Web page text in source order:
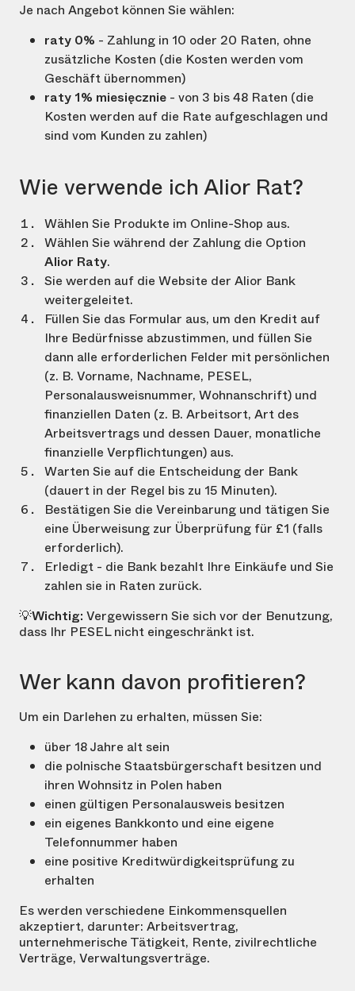
Je nach Angebot können Sie wählen:
raty 0% - Zahlung in 10 oder 20 Raten, ohne
zusätzliche Kosten (die Kosten werden vom
Geschäft übernommen)
raty 1% miesięcznie - von 3 bis 48 Raten (die
Kosten werden auf die Rate aufgeschlagen und
sind vom Kunden zu zahlen)
Wie verwende ich Alior Rat?
Wählen Sie Produkte im Online-Shop aus.
Wählen Sie während der Zahlung die Option
Alior Raty.
Sie werden auf die Website der Alior Bank
weitergeleitet.
Füllen Sie das Formular aus, um den Kredit auf
Ihre Bedürfnisse abzustimmen, und füllen Sie
dann alle erforderlichen Felder mit persönlichen
(z. B. Vorname, Nachname, PESEL,
Personalausweisnummer, Wohnanschrift) und
finanziellen Daten (z. B. Arbeitsort, Art des
Arbeitsvertrags und dessen Dauer, monatliche
finanzielle Verpflichtungen) aus.
Warten Sie auf die Entscheidung der Bank
(dauert in der Regel bis zu 15 Minuten).
Bestätigen Sie die Vereinbarung und tätigen Sie
eine Überweisung zur Überprüfung für £1 (falls
erforderlich).
Erledigt - die Bank bezahlt Ihre Einkäufe und Sie
zahlen sie in Raten zurück.
💡Wichtig: Vergewissern Sie sich vor der Benutzung,
dass Ihr PESEL nicht eingeschränkt ist.
Wer kann davon profitieren?
Um ein Darlehen zu erhalten, müssen Sie:
über 18 Jahre alt sein
die polnische Staatsbürgerschaft besitzen und
ihren Wohnsitz in Polen haben
einen gültigen Personalausweis besitzen
ein eigenes Bankkonto und eine eigene
Telefonnummer haben
eine positive Kreditwürdigkeitsprüfung zu
erhalten
Es werden verschiedene Einkommensquellen
akzeptiert, darunter: Arbeitsvertrag,
unternehmerische Tätigkeit, Rente, zivilrechtliche
Verträge, Verwaltungsverträge.